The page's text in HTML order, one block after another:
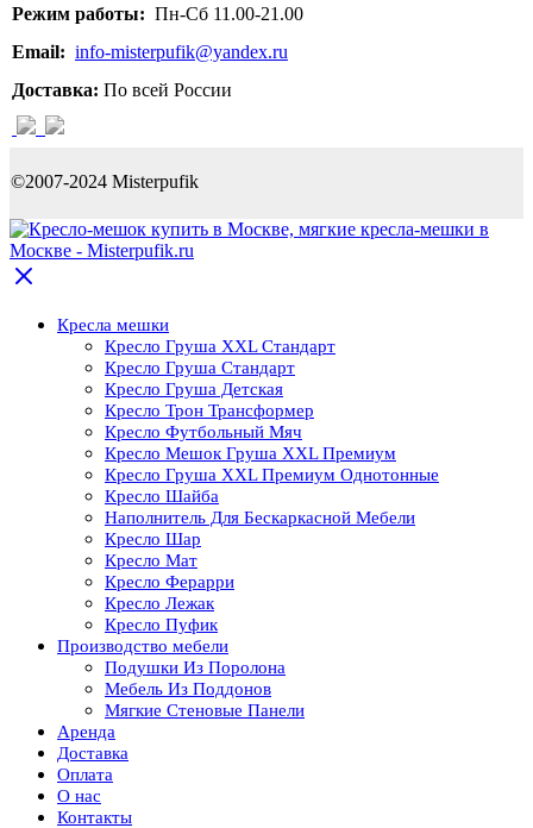
Режим работы: Пн-Сб 11.00-21.00
Email: info-misterpufik@yandex.ru
Доставка: По всей России
©2007-2024 Misterpufik
Кресла мешки
Кресло Груша XXL Стандарт
Кресло Груша Cтандарт
Кресло Груша Детская
Кресло Трон Трансформер
Кресло Футбольный Мяч
Кресло Мешок Груша XXL Премиум
Кресло Груша XXL Премиум Однотонные
Кресло Шайба
Наполнитель Для Бескаркасной Мебели
Кресло Шар
Кресло Мат
Кресло Ферарри
Кресло Лежак
Кресло Пуфик
Производство мебели
Подушки Из Поролона
Мебель Из Поддонов
Мягкие Стеновые Панели
Аренда
Доставка
Оплата
О нас
Контакты